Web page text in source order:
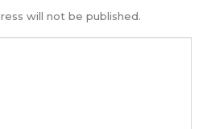
will not be published.